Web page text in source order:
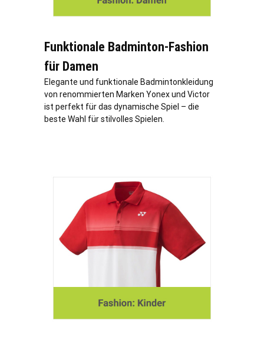
Funktionale Badminton-Fashion
für Damen
Elegante und funktionale Badmintonkleidung
von renommierten Marken Yonex und Victor
ist perfekt für das dynamische Spiel – die
beste Wahl für stilvolles Spielen.